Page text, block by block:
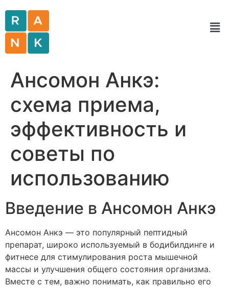
Ансомон Анкэ:
схема приема,
эффективность и
советы по
использованию
Введение в Ансомон Анкэ
Ансомон Анкэ — это популярный пептидный
препарат, широко используемый в бодибилдинге и
фитнесе для стимулирования роста мышечной
массы и улучшения общего состояния организма.
Вместе с тем, важно понимать, как правильно его